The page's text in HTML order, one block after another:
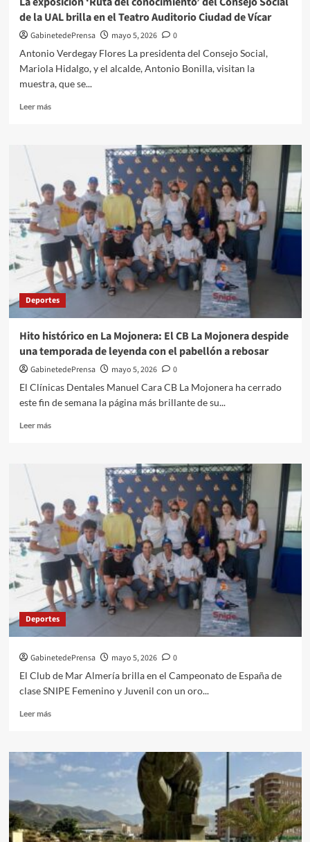
de la UAL brilla en el Teatro Auditorio Ciudad de Vícar
GabinetedePrensa mayo 5, 2026
0
Antonio Verdegay Flores La presidenta del Consejo Social,
Mariola Hidalgo, y el alcalde, Antonio Bonilla, visitan la
muestra, que se...
Leer másLeer
del
conocimiento’
del
Consejo
Social
la
UAL
brilla
en
Auditorio
Ciudad
de
Deportes
Hito histórico en La Mojonera: El CB La Mojonera despide
una temporada de leyenda con el pabellón a rebosar
GabinetedePrensa mayo 5, 2026
0
El Clínicas Dentales Manuel Cara CB La Mojonera ha cerrado
este fin de semana la página más brillante de su...
Leer másLeer
La
Mojonera:
El
CB
La
Mojonera
despide
una
temporada
de
el
pabellón
a
Deportes
GabinetedePrensa mayo 5, 2026
0
El Club de Mar Almería brilla en el Campeonato de España de
clase SNIPE Femenino y Juvenil con un oro...
Leer másLeer